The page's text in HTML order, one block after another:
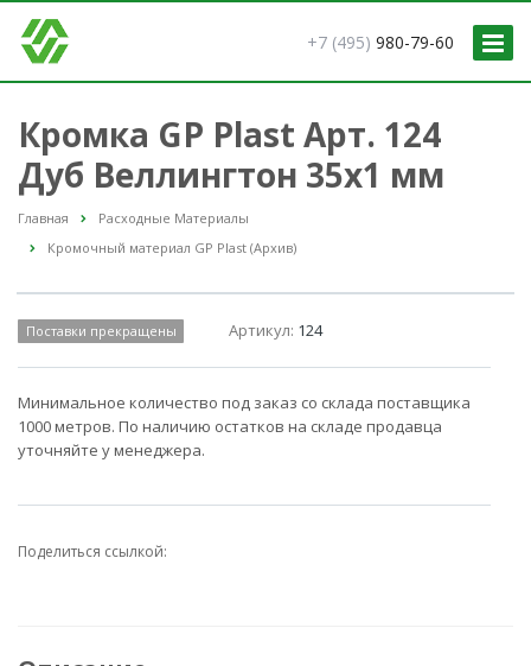
+7 (495) 980-79-60
Кромка GP Plast Арт. 124
Дуб Веллингтон 35x1 мм
Главная
Расходные Материалы
Кромочный материал GP Plast (Архив)
Поставки прекращены Артикул: 124
Минимальное количество под заказ со склада поставщика
1000 метров. По наличию остатков на складе продавца
уточняйте у менеджера.
Поделиться ссылкой: